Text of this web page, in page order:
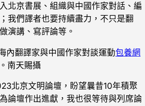
北京書展、組織與中國作家對話、編
我們譯者也要持續盡力，不只是翻
演講、寫評論等。
內翻譯家與中國作家對談運動包養網
南天賜攝
京文明論壇，盼望曩昔10年積聚
論壇作出進獻，我也很等待與列席論